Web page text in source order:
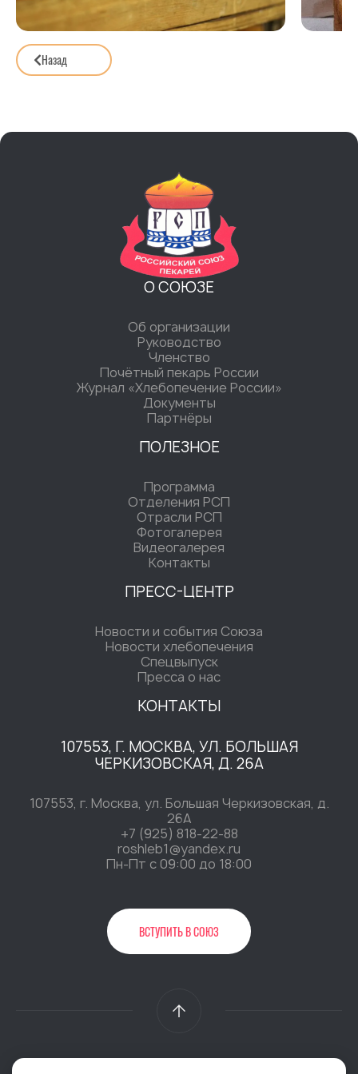
Назад
О СОЮЗЕ
Об организации
Руководство
Членство
Почётный пекарь России
Журнал «Хлебопечение России»
Документы
Партнёры
ПОЛЕЗНОЕ
Программа
Отделения РСП
Отрасли РСП
Фотогалерея
Видеогалерея
Контакты
ПРЕСС-ЦЕНТР
Новости и события Союза
Новости хлебопечения
Спецвыпуск
Пресса о нас
КОНТАКТЫ
107553, Г. МОСКВА, УЛ. БОЛЬШАЯ
ЧЕРКИЗОВСКАЯ, Д. 26А
107553, г. Москва, ул. Большая Черкизовская, д.
26А
+7 (925) 818-22-88
roshleb1@yandex.ru
Пн-Пт c 09:00 до 18:00
ВСТУПИТЬ В СОЮЗ